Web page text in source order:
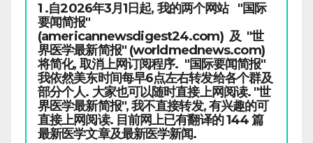
1 .自2026年3月1日起, 我的两个网站 "国际
要闻简报"
(americannewsdigest24.com) 及 "世
界医学最新简报" (worldmednews.com)
将简化, 取消上网订阅程序. "国际要闻简报"
我依然美东时间每早6点左右转发给各个群及
部分个人. 大家也可以随时直接上网阅读. "世
界医学最新简报", 我不直接转发, 有兴趣的可
直接上网阅读. 目前网上已有翻译的 144 篇
最新医学文章及最新医学新闻.